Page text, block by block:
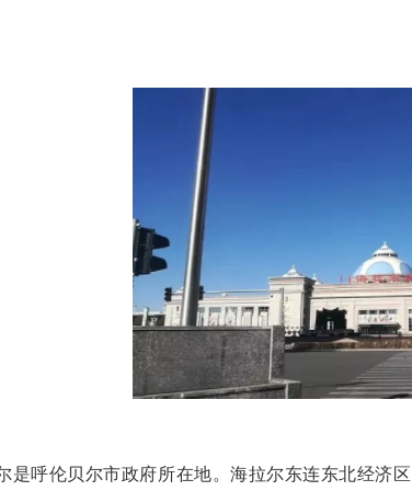
呼伦贝尔市政府所在地。海拉尔东连东北经济区